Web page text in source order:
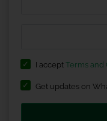
I accept Terms and
Get updates on